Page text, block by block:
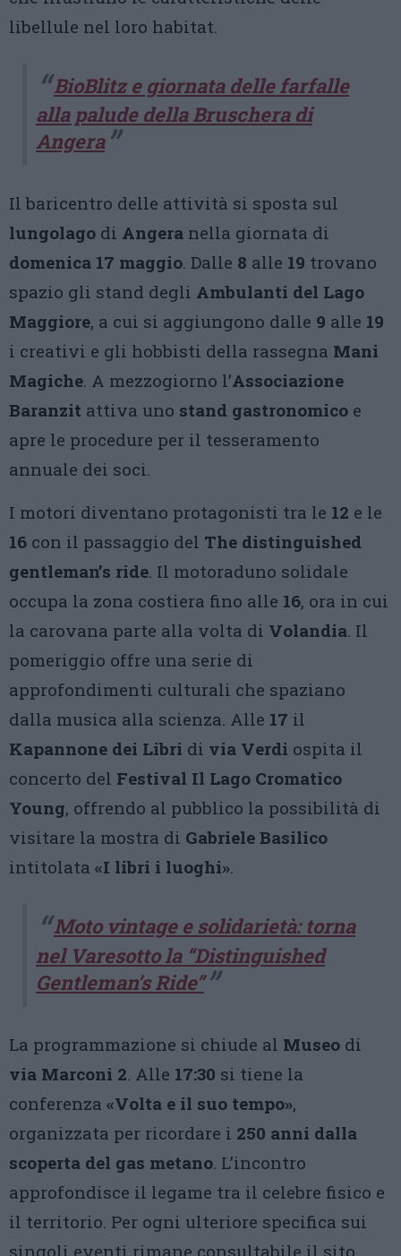
libellule nel loro habitat.
BioBlitz e giornata delle farfalle
alla palude della Bruschera di
Angera
Il baricentro delle attività si sposta sul
lungolago di Angera nella giornata di
domenica 17 maggio. Dalle 8 alle 19 trovano
spazio gli stand degli Ambulanti del Lago
Maggiore, a cui si aggiungono dalle 9 alle 19
i creativi e gli hobbisti della rassegna Mani
Magiche. A mezzogiorno l’Associazione
Baranzit attiva uno stand gastronomico e
apre le procedure per il tesseramento
annuale dei soci.
I motori diventano protagonisti tra le 12 e le
16 con il passaggio del The distinguished
gentleman’s ride. Il motoraduno solidale
occupa la zona costiera fino alle 16, ora in cui
la carovana parte alla volta di Volandia. Il
pomeriggio offre una serie di
approfondimenti culturali che spaziano
dalla musica alla scienza. Alle 17 il
Kapannone dei Libri di via Verdi ospita il
concerto del Festival Il Lago Cromatico
Young, offrendo al pubblico la possibilità di
visitare la mostra di Gabriele Basilico
intitolata «I libri i luoghi».
Moto vintage e solidarietà: torna
nel Varesotto la “Distinguished
Gentleman’s Ride”
La programmazione si chiude al Museo di
via Marconi 2. Alle 17:30 si tiene la
conferenza «Volta e il suo tempo»,
organizzata per ricordare i 250 anni dalla
scoperta del gas metano. L’incontro
approfondisce il legame tra il celebre fisico e
il territorio. Per ogni ulteriore specifica sui
singoli eventi rimane consultabile il sito